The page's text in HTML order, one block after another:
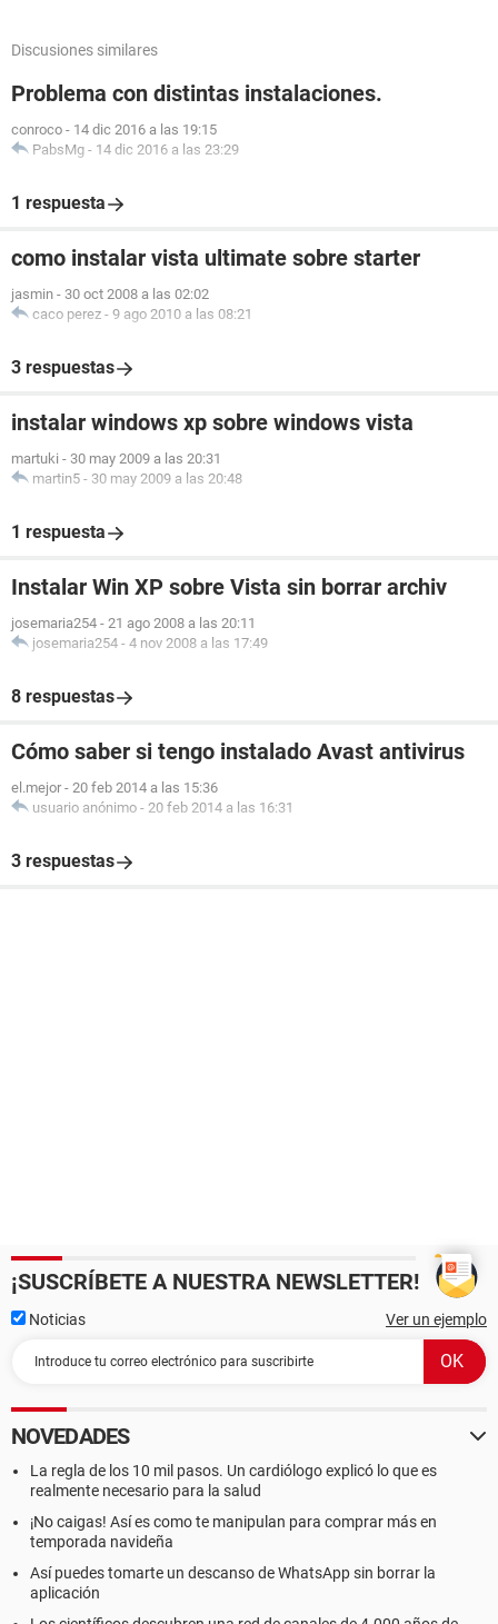
Discusiones similares
Problema con distintas instalaciones.
conroco - 14 dic 2016 a las 19:15
PabsMg - 14 dic 2016 a las 23:29
1 respuesta
como instalar vista ultimate sobre starter
jasmin - 30 oct 2008 a las 02:02
caco perez - 9 ago 2010 a las 08:21
3 respuestas
instalar windows xp sobre windows vista
martuki - 30 may 2009 a las 20:31
martin5 - 30 may 2009 a las 20:48
1 respuesta
Instalar Win XP sobre Vista sin borrar archiv
josemaria254 - 21 ago 2008 a las 20:11
josemaria254 - 4 nov 2008 a las 17:49
8 respuestas
Cómo saber si tengo instalado Avast antivirus
el.mejor - 20 feb 2014 a las 15:36
usuario anónimo - 20 feb 2014 a las 16:31
3 respuestas
¡SUSCRÍBETE A NUESTRA NEWSLETTER!
Noticias Ver un ejemplo
NOVEDADES
La regla de los 10 mil pasos. Un cardiólogo explicó lo que es
realmente necesario para la salud
¡No caigas! Así es como te manipulan para comprar más en
temporada navideña
Así puedes tomarte un descanso de WhatsApp sin borrar la
aplicación